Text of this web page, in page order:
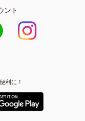
ント
利に！